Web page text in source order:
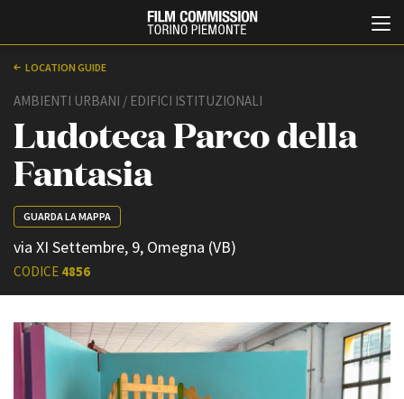
ABOUT
Storia della Fondazione
Contatti
La sede
EVENTI, SPECIALI
TFI Torino Film Industry -
Production Days
Avenue Cove - Erasmus +
Guarda che storia!
LOCATION GUIDE
AMBIENTI URBANI / EDIFICI ISTITUZIONALI
Ludoteca Parco della
Fantasia
GUARDA LA MAPPA
via XI Settembre, 9, Omegna (VB)
CODICE 4856